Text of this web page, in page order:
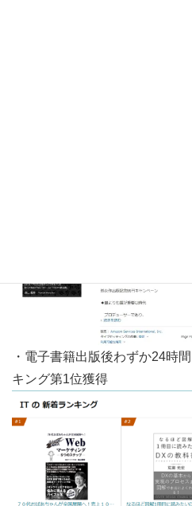
・電子書籍出版後わずか24時
キング第1位獲得